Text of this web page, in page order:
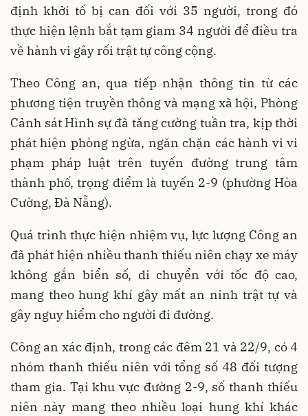
định khởi tố bị can đối với 35 người, trong đó
thực hiện lệnh bắt tạm giam 34 người để điều tra
về hành vi gây rối trật tự công cộng.
Theo Công an, qua tiếp nhận thông tin từ các
phương tiện truyền thông và mạng xã hội, Phòng
Cảnh sát Hình sự đã tăng cường tuần tra, kịp thời
phát hiện phòng ngừa, ngăn chặn các hành vi vi
phạm pháp luật trên tuyến đường trung tâm
thành phố, trọng điểm là tuyến 2-9 (phường Hòa
Cường, Đà Nẵng).
Quá trình thực hiện nhiệm vụ, lực lượng Công an
đã phát hiện nhiều thanh thiếu niên chạy xe máy
không gắn biển số, di chuyển với tốc độ cao,
mang theo hung khí gây mất an ninh trật tự và
gây nguy hiểm cho người đi đường.
Công an xác định, trong các đêm 21 và 22/9, có 4
nhóm thanh thiếu niên với tổng số 48 đối tượng
tham gia. Tại khu vực đường 2-9, số thanh thiếu
niên này mang theo nhiều loại hung khí khác